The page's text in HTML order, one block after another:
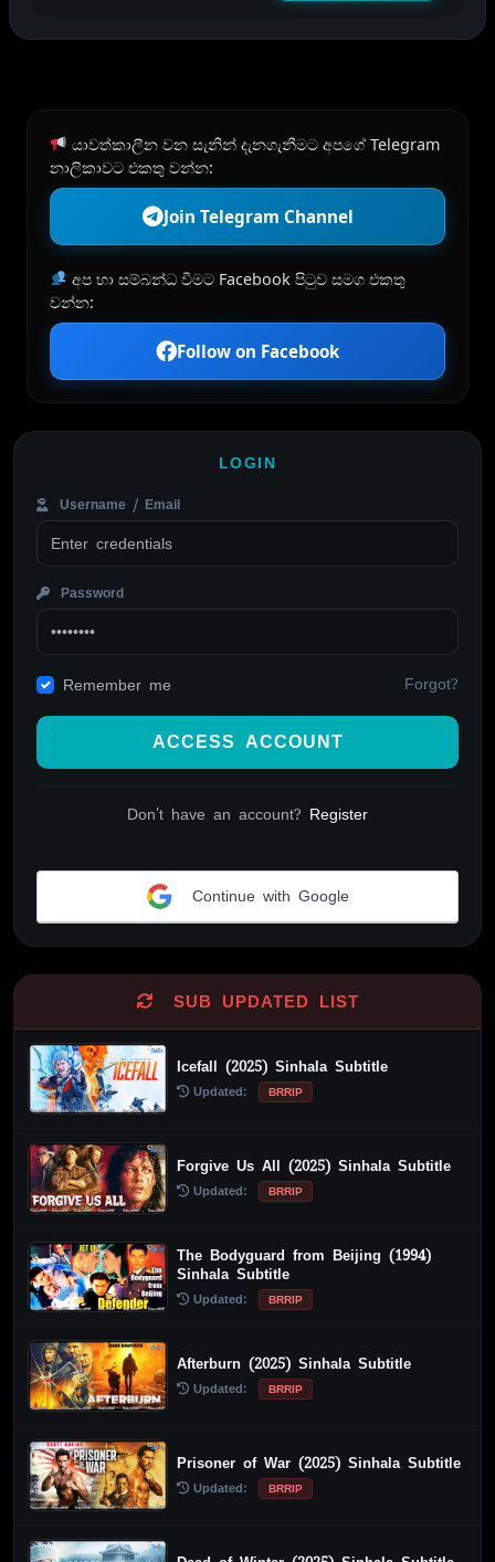
යාවත්කාලීන වන සැනින් දැනගැනීමට අපගේ Telegram
නාලිකාවට එකතු වන්න:
Join Telegram Channel
අප හා සම්බන්ධ වීමට Facebook පිටුව සමග එකතු
වන්න:
Follow on Facebook
LOGIN
Username / Email
Password
Remember me Forgot?
ACCESS ACCOUNT
Don't have an account? Register
Continue with Google
SUB UPDATED LIST
Icefall (2025) Sinhala Subtitle
Updated: BRRIP
Forgive Us All (2025) Sinhala Subtitle
Updated: BRRIP
The Bodyguard from Beijing (1994)
Sinhala Subtitle
Updated: BRRIP
Afterburn (2025) Sinhala Subtitle
Updated: BRRIP
Prisoner of War (2025) Sinhala Subtitle
Updated: BRRIP